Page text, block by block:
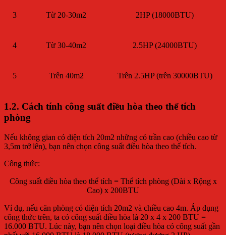
3 Từ 20-30m2 2HP (18000BTU)
4 Từ 30-40m2 2.5HP (24000BTU)
5 Trên 40m2 Trên 2.5HP (trên 30000BTU)
1.2. Cách tính công suất điều hòa theo thể tích
phòng
Nếu không gian có diện tích 20m2 những có trần cao (chiều cao từ
3,5m trở lên), bạn nên chọn công suất điều hòa theo thể tích.
Công thức:
Công suất điều hòa theo thể tích = Thể tích phòng (Dài x Rộng x
Cao) x 200BTU
Ví dụ, nếu căn phòng có diện tích 20m2 và chiều cao 4m. Áp dụng
công thức trên, ta có công suất điều hòa là 20 x 4 x 200 BTU =
16.000 BTU. Lúc này, bạn nên chọn loại điều hòa có công suất gần